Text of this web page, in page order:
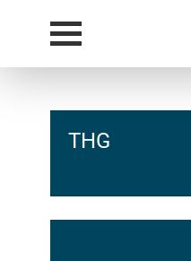
THG